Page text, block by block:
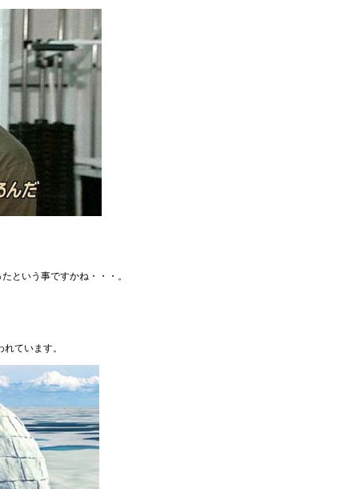
という事ですかね・・・。
ています。